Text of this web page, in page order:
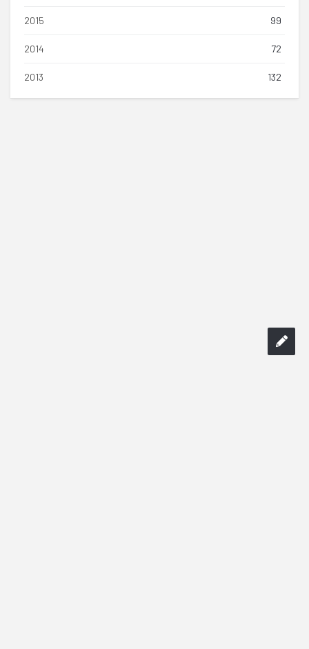
2015 99
2014 72
2013 132